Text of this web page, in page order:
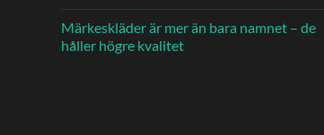
Märkeskläder är mer än bara namnet – de
håller högre kvalitet